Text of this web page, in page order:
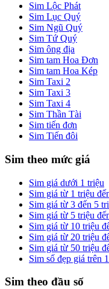
Sim Lộc Phát
Sim Lục Quý
Sim Ngũ Quý
Sim Tứ Quý
Sim ông địa
Sim tam Hoa Đơn
Sim tam Hoa Kép
Sim Taxi 2
Sim Taxi 3
Sim Taxi 4
Sim Thần Tài
Sim tiến đơn
Sim Tiến đôi
Sim theo mức giá
Sim giá dưới 1 triệu
Sim giá từ 1 triệu
Sim giá từ 3 đến 5
Sim giá từ 5 triệu
Sim giá từ 10 triệu
Sim giá từ 20 triệu
Sim giá từ 50 triệu
Sim số đẹp giá trên
Sim theo đầu số